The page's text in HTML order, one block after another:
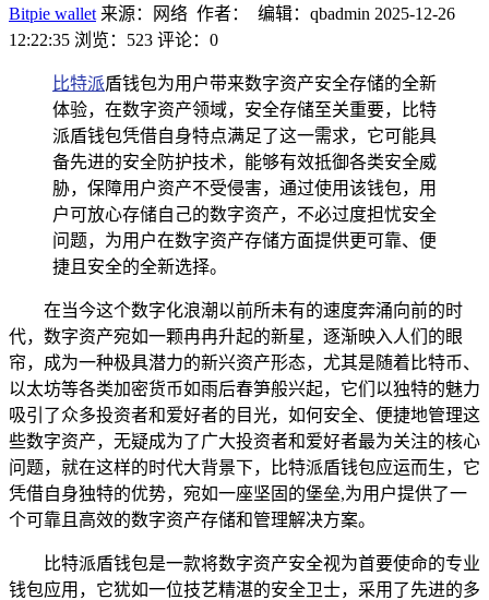
Bitpie wallet 来源：网络 作者： 编辑：qbadmin 2025-12-26
12:22:35 浏览：523 评论：0
比特派盾钱包为用户带来数字资产安全存储的全新
体验，在数字资产领域，安全存储至关重要，比特
派盾钱包凭借自身特点满足了这一需求，它可能具
备先进的安全防护技术，能够有效抵御各类安全威
胁，保障用户资产不受侵害，通过使用该钱包，用
户可放心存储自己的数字资产，不必过度担忧安全
问题，为用户在数字资产存储方面提供更可靠、便
捷且安全的全新选择。
在当今这个数字化浪潮以前所未有的速度奔涌向前的时
代，数字资产宛如一颗冉冉升起的新星，逐渐映入人们的眼
帘，成为一种极具潜力的新兴资产形态，尤其是随着比特币、
以太坊等各类加密货币如雨后春笋般兴起，它们以独特的魅力
吸引了众多投资者和爱好者的目光，如何安全、便捷地管理这
些数字资产，无疑成为了广大投资者和爱好者最为关注的核心
问题，就在这样的时代大背景下，比特派盾钱包应运而生，它
凭借自身独特的优势，宛如一座坚固的堡垒,为用户提供了一
个可靠且高效的数字资产存储和管理解决方案。
比特派盾钱包是一款将数字资产安全视为首要使命的专业
钱包应用，它犹如一位技艺精湛的安全卫士，采用了先进的多